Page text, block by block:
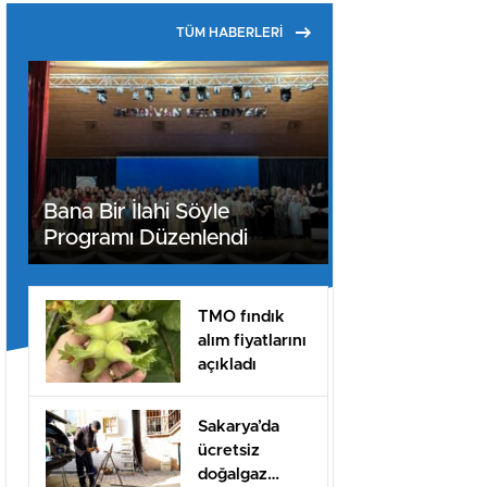
TÜM HABERLERİ
Bana Bir İlahi Söyle
Programı Düzenlendi
TMO fındık
alım fiyatlarını
açıkladı
Sakarya’da
ücretsiz
doğalgaz